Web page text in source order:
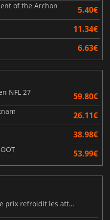
of the Archon 5.40€
11.34€
6.63€
NFL 27
59.80€
26.11€
38.98€
53.99€
Steam Frame : une fuite sur le prix refroidit les attentes VR